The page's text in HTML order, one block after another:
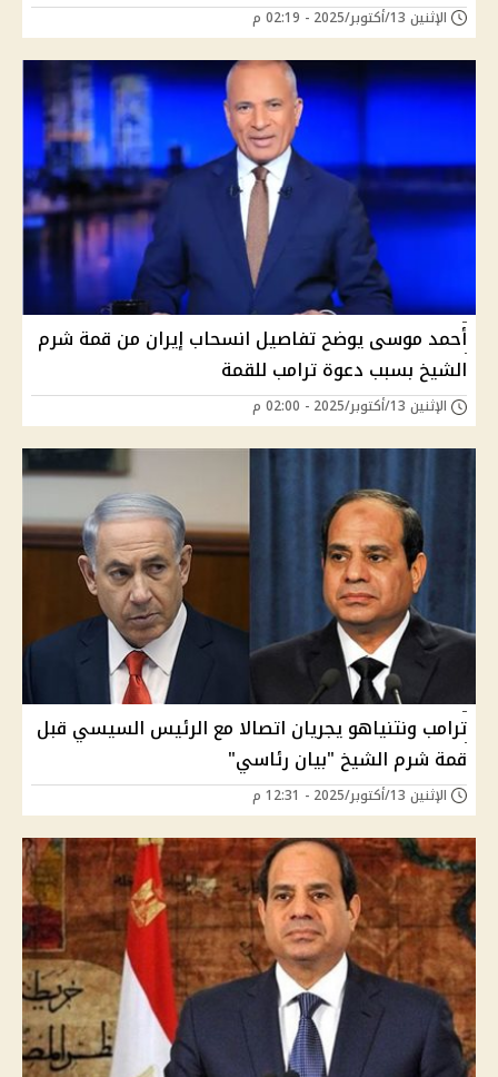
الإثنين 13/أكتوبر/2025 - 02:19 م
أحمد موسى يوضح تفاصيل انسحاب إيران من قمة شرم
الشيخ بسبب دعوة ترامب للقمة
الإثنين 13/أكتوبر/2025 - 02:00 م
ترامب ونتنياهو يجريان اتصالا مع الرئيس السيسي قبل
قمة شرم الشيخ "بيان رئاسي"
الإثنين 13/أكتوبر/2025 - 12:31 م